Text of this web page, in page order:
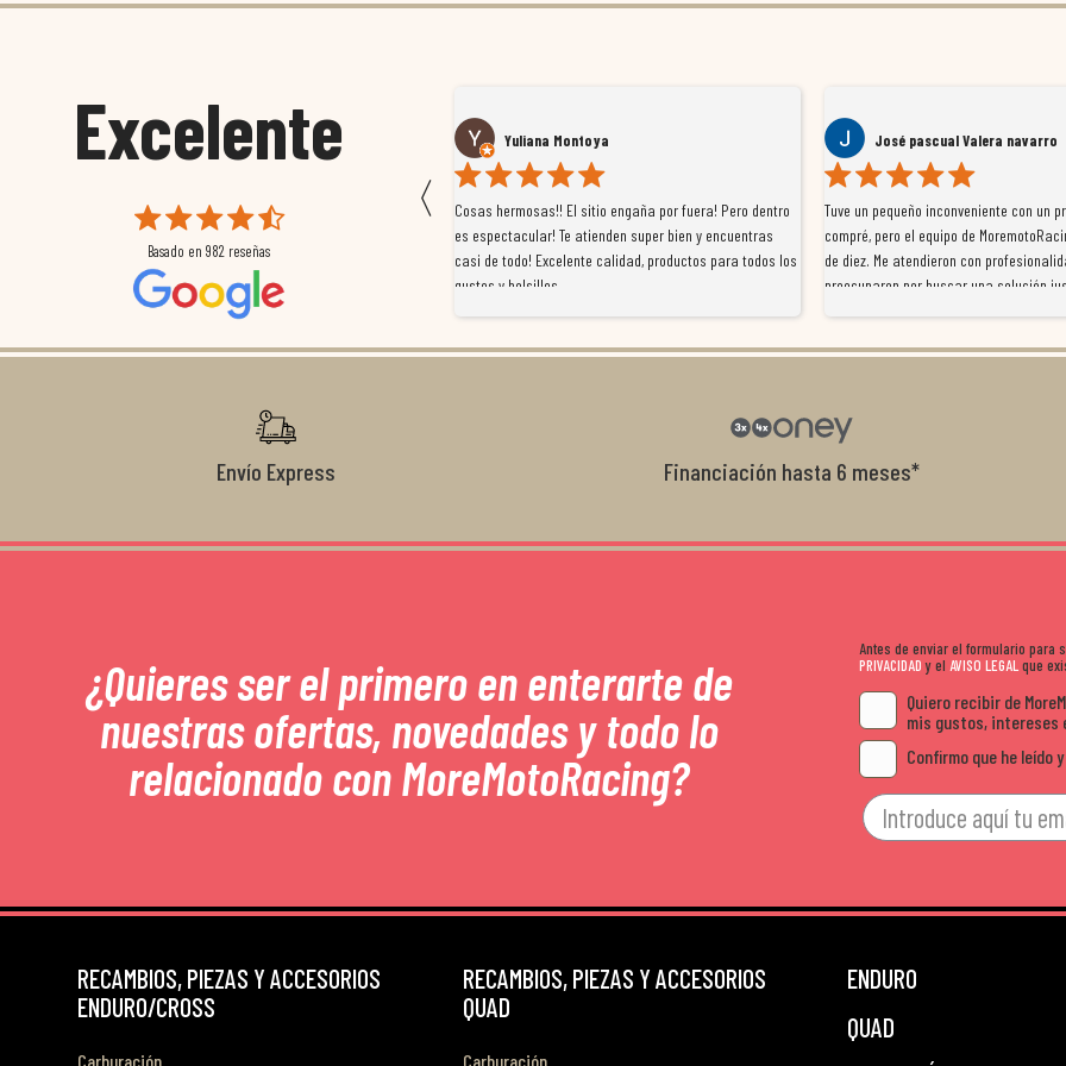
Excelente
Basado en 982 reseñas
〈
Susana García Luis
Magnífica atención al cliente. Tuvimos un pequeño
retraso en el pedido y desde el minuto uno se
preocuparon por ayudarnos en todo. Gracias a Sergio,
magnífico gestor... atento, amable, un servicio de 10.
Gracias de nuevo por todo!
Yuliana Montoya
Cosas hermosas!! El sitio engaña por fuera! Pero dentro
es espectacular! Te atienden super bien y encuentras
casi de todo! Excelente calidad, productos para todos los
gustos y bolsillos
José pascual Valera navarro
Tuve un pequeño inconveniente con un
compré, pero el equipo de
de diez. Me atendieron con
preocuparon por buscar una solución
con el cliente, y me ofrecieron unas
Envío Express Financiación hasta 6 meses*
¿Quieres ser el primero en enterarte de
nuestras ofertas, novedades y todo lo
relacionado con MoreMotoRacing?
Antes de enviar el formulario para
PRIVACIDADy el AVISO LEGALque
Quiero recibir de
mis gustos, intereses
Confirmo que he leído
RECAMBIOS, PIEZAS Y ACCESORIOS
ENDURO/CROSS
Carburación
RECAMBIOS, PIEZAS Y ACCESORIOS
QUAD
Carburación
ENDURO
QUAD